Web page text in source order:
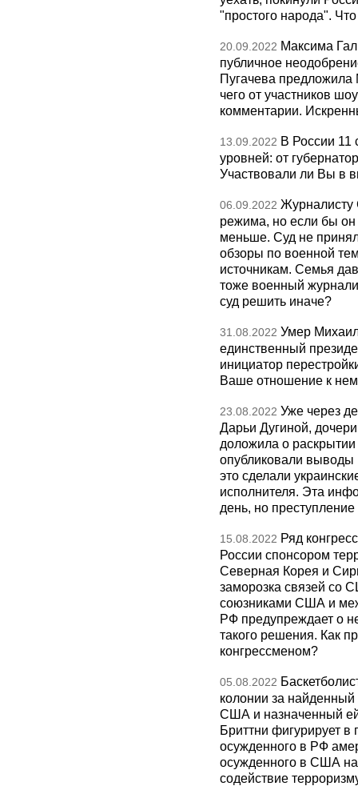
"простого народа".
20.09.2022 Максима
публичное
Пугачева предложила
чего от участников
комментарии.
13.09.2022 В России 11
уровней: от
Участвовали ли Вы в
06.09.2022 Журналисту
режима, но если бы он
меньше. Суд не
обзоры по военной
источникам. Семья
тоже военный
суд решить иначе?
31.08.2022 Умер
единственный
инициатор
Ваше отношение к
23.08.2022 Уже через
Дарьи Дугиной,
доложила о
опубликовали
это сделали
исполнителя. Эта
день, но
15.08.2022 Ряд
России спонсором
Северная Корея и
заморозка связей со
союзниками США и
РФ предупреждает о
такого решения. Как
конгрессменом?
05.08.2022
колонии за
США и назначенный
Бриттни фигурирует в
осужденного в РФ
осужденного в США
содействие